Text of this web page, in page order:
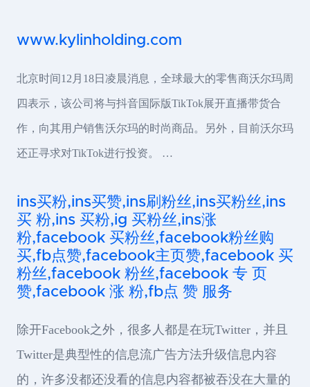
www.kylinholding.com
北京时间12月18日凌晨消息，全球最大的零售商沃尔玛周
四表示，该公司将与抖音国际版TikTok展开直播带货合
作，向其用户销售沃尔玛的时尚商品。另外，目前沃尔玛
还正寻求对TikTok进行投资。 …
ins买粉,ins买赞,ins刷粉丝,ins买粉丝,ins
买 粉,ins 买粉,ig 买粉丝,ins涨
粉,facebook 买粉丝,facebook粉丝购
买,fb点赞,facebook主页赞,facebook 买
粉丝,facebook 粉丝,facebook 专 页
赞,facebook 涨 粉,fb点 赞 服务
除开Facebook之外，很多人都是在玩Twitter，并且
Twitter是典型性的信息流广告方法升级信息内容
的，许多没都还没看的信息内容都被吞没在大量的